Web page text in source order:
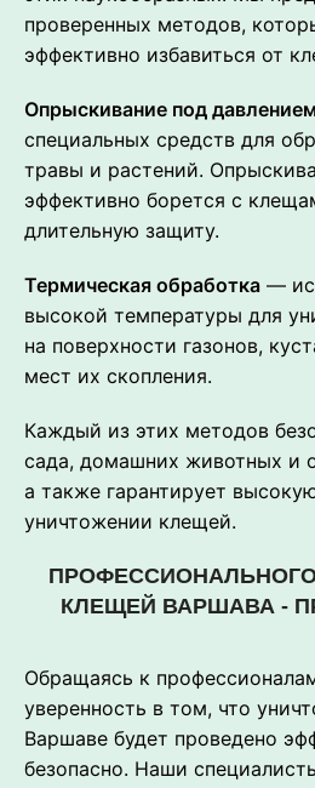
проверенных методов,
эффективно избавиться от
Опрыскивание под
специальных средств для
травы и растений.
эффективно борется с
длительную защиту.
Термическая обработка —
высокой температуры для
на поверхности газонов,
мест их скопления.
Каждый из этих методов
сада, домашних животных и
а также гарантирует
уничтожении клещей.
КЛЕЩЕЙ ВАРШАВА -
Обращаясь к
уверенность в том, что
Варшаве будет проведено
безопасно. Наши